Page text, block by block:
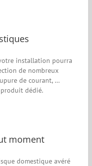
installation pourra
de nombreux
de courant, …
dédié.
moment
domestique avéré